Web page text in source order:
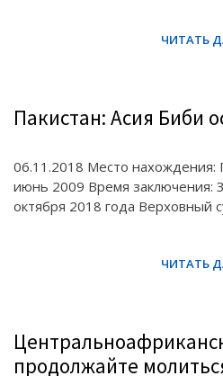
Пакистан: Асия Биби
06.11.2018 Место нахождения:
июнь 2009 Время заключения:
октября 2018 года Верховный
продолжайте